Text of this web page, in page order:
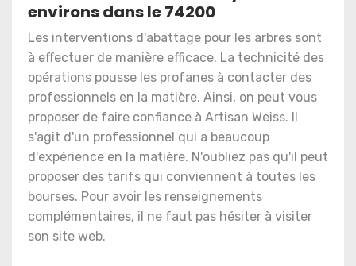
environs dans le 74200
Les interventions d'abattage pour les arbres sont
à effectuer de manière efficace. La technicité des
opérations pousse les profanes à contacter des
professionnels en la matière. Ainsi, on peut vous
proposer de faire confiance à Artisan Weiss. Il
s'agit d'un professionnel qui a beaucoup
d'expérience en la matière. N'oubliez pas qu'il peut
proposer des tarifs qui conviennent à toutes les
bourses. Pour avoir les renseignements
complémentaires, il ne faut pas hésiter à visiter
son site web.